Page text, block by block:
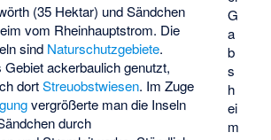
G
a
b
s
h
ei
m
(35 Hektar) und Sändchen
vom Rheinhauptstrom. Die
sind Naturschutzgebiete.
Gebiet ackerbaulich genutzt,
dortStreuobstwiesen. Im Zuge
vergrößerte man die Inseln
durch